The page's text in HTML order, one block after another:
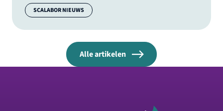
Categorie:
SCALABOR NIEUWS
Alle artikelen